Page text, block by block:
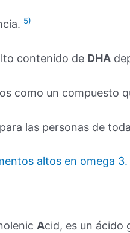
5)
contenido de DHA
como un compuesto
las personas de
altos en omega 3.
Acid, es un ácido